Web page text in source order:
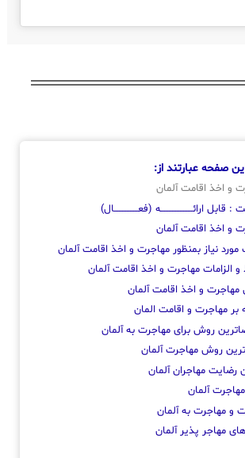
صفحه عبارتند از:
و اخذ اقامت آلمان
ارائــــــــــــــــــــه (فعـــــــــــــــال)
و اخذ اقامت آلمان
مورد نیاز بمنظور مهاجرت و اخذ اقامت آلمان
الزامات مهاجرت و اخذ اقامت آلمان
مهاجرت و اخذ اقامت آلمان
بر مهاجرت و اقامت المان
روش برای مهاجرت به آلمان
روش مهاجرت آلمان
رضایت مهاجران آلمان
مهاجرت آلمان
و مهاجرت به آلمان
مهاجر پذیر آلمان